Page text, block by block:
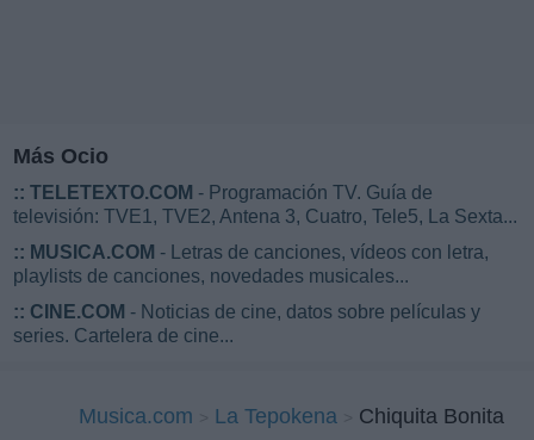
Más Ocio
:: TELETEXTO.COM - Programación TV. Guía de
televisión: TVE1, TVE2, Antena 3, Cuatro, Tele5, La Sexta...
:: MUSICA.COM - Letras de canciones, vídeos con letra,
playlists de canciones, novedades musicales...
:: CINE.COM - Noticias de cine, datos sobre películas y
series. Cartelera de cine...
Musica.com La Tepokena Chiquita Bonita